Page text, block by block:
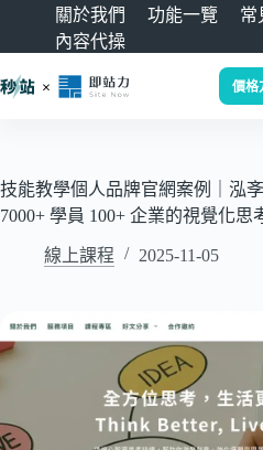
關於我們 功能一覽 常
內容代操
價格
技能教學個人品牌官網案例｜泓
7000+ 學員 100+ 企業的視覺化思
線上課程 2025-11-05